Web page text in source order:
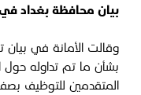
بيان محافظة بغداد
وقالت الأمانة في
بشأن ما تم تداوله حول
المتقدمين للتوظيف